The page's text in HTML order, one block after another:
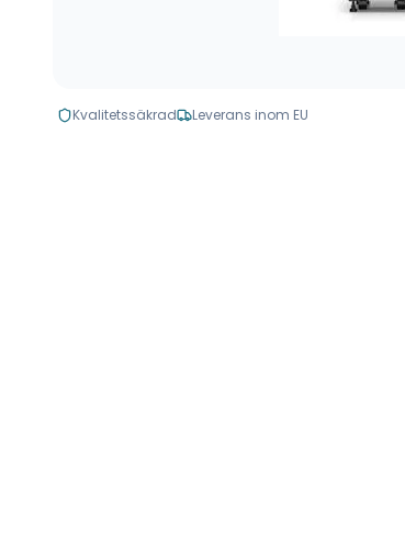
Kvalitetssäkrad Leverans inom EU